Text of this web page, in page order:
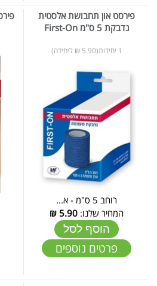
פירסט און תחבושת אלסטית
נדבקת 5 ס"מ First-On
1 יחידות(5.90 ₪ ליחידה)
רוחב 5 ס"מ - א...
המחיר שלנו: 5.90
₪
הוסף לסל
פרטים נוספים